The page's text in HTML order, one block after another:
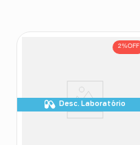
2%OFF
Desc. Laboratório